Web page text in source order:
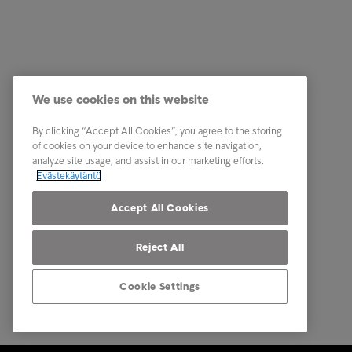
Perintäpalvelut
Kumppanuuspalvelut
Toimialaratkaisut
Raportit ja analyysit
Ota
We use cookies on this website
By clicking “Accept All Cookies”, you agree to the storing
of cookies on your device to enhance site navigation,
analyze site usage, and assist in our marketing efforts.
Evästekäytäntö
Accept All Cookies
Reject All
Cookie Settings